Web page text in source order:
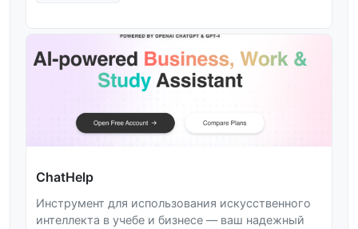
ChatHelp
Инструмент для использования искусственного
интеллекта в учебе и бизнесе — ваш надежный